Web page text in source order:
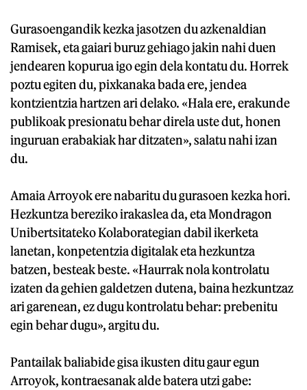
Gurasoengandik kezka jasotzen du azkenaldian
Ramisek, eta gaiari buruz gehiago jakin nahi duen
jendearen kopurua igo egin dela kontatu du. Horrek
poztu egiten du, pixkanaka bada ere, jendea
kontzientzia hartzen ari delako. «Hala ere, erakunde
publikoak presionatu behar direla uste dut, honen
inguruan erabakiak har ditzaten», salatu nahi izan
du.
Amaia Arroyok ere nabaritu du gurasoen kezka hori.
Hezkuntza bereziko irakaslea da, eta Mondragon
Unibertsitateko Kolaborategian dabil ikerketa
lanetan, konpetentzia digitalak eta hezkuntza
batzen, besteak beste. «Haurrak nola kontrolatu
izaten da gehien galdetzen dutena, baina hezkuntzaz
ari garenean, ez dugu kontrolatu behar: prebenitu
egin behar dugu», argitu du.
Pantailak baliabide gisa ikusten ditu gaur egun
Arroyok, kontraesanak alde batera utzi gabe: